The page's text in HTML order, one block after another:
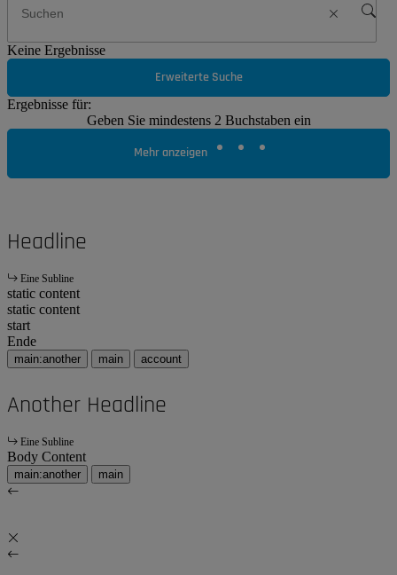
Keine Ergebnisse
Erweiterte Suche
Ergebnisse für:
Geben Sie mindestens 2 Buchstaben ein
Mehr anzeigen
Headline
Eine Subline
static content
static content
start
Ende
main:another main account
Another Headline
Eine Subline
Body Content
main:another main